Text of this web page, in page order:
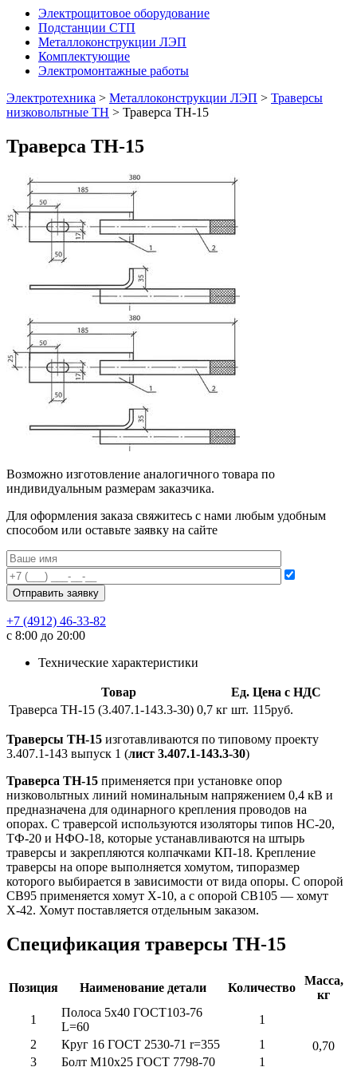
Электрощитовое оборудование
Подстанции СТП
Металлоконструкции ЛЭП
Комплектующие
Электромонтажные работы
Электротехника > Металлоконструкции ЛЭП > Траверсы
низковольтные ТН > Траверса ТН-15
Траверса ТН-15
Возможно изготовление аналогичного товара по
индивидуальным размерам заказчика.
Для оформления заказа свяжитесь с нами любым удобным
способом или оставьте заявку на сайте
+7 (4912) 46-33-82
с 8:00 до 20:00
Технические характеристики
Товар Ед. Цена с НДС
Траверса ТН-15 (3.407.1-143.3-30) 0,7 кг шт. 115руб.
Траверсы ТН-15 изготавливаются по типовому проекту
3.407.1-143 выпуск 1 (лист 3.407.1-143.3-30)
Траверса ТН-15 применяется при установке опор
низковольтных линий номинальным напряжением 0,4 кВ и
предназначена для одинарного крепления проводов на
опорах. С траверсой используются изоляторы типов НС-20,
ТФ-20 и НФО-18, которые устанавливаются на штырь
траверсы и закрепляются колпачками КП-18. Крепление
траверсы на опоре выполняется хомутом, типоразмер
которого выбирается в зависимости от вида опоры. С опорой
СВ95 применяется хомут Х-10, а с опорой СВ105 — хомут
Х-42. Хомут поставляется отдельным заказом.
Спецификация траверсы ТН-15
Позиция Наименование детали Количество
Масса,
кг
1
Полоса 5х40 ГОСТ103-76
L=60
1
0,70
2 Круг 16 ГОСТ 2530-71 r=355
1
3
Болт М10х25 ГОСТ 7798-70
1